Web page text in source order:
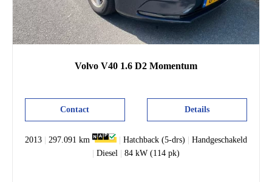
Volvo V40 1.6 D2 Momentum
Details
Contact
2013 | 297.091 km | Hatchback (5-drs) | Handgeschakeld
| Diesel | 84 kW (114 pk)